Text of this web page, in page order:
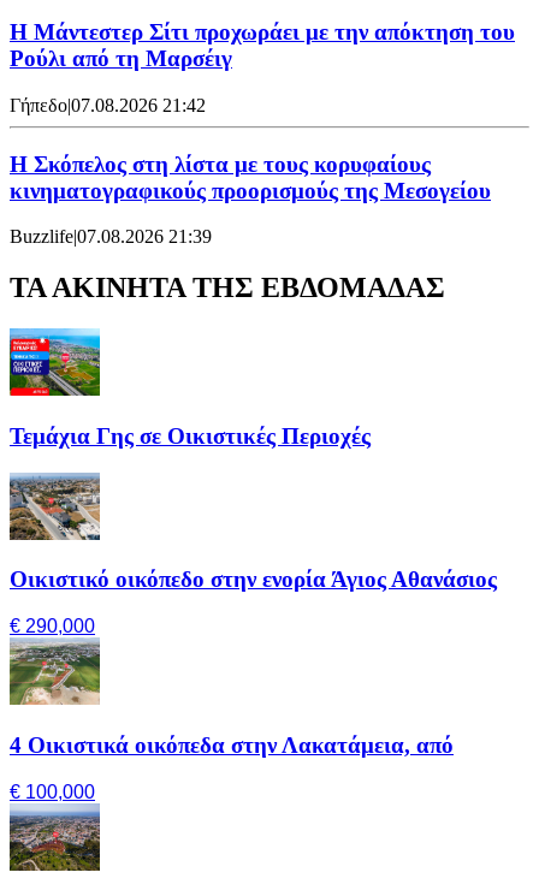
Η Μάντεστερ Σίτι προχωράει με την απόκτηση του
Ρούλι από τη Μαρσέιγ
Γήπεδο|07.08.2026 21:42
Η Σκόπελος στη λίστα με τους κορυφαίους
κινηματογραφικούς προορισμούς της Μεσογείου
Buzzlife|07.08.2026 21:39
ΤΑ ΑΚΙΝΗΤΑ ΤΗΣ ΕΒΔΟΜΑΔΑΣ
Τεμάχια Γης σε Οικιστικές Περιοχές
Οικιστικό οικόπεδο στην ενορία Άγιος Αθανάσιος
€ 290,000
4 Οικιστικά οικόπεδα στην Λακατάμεια, από
€ 100,000